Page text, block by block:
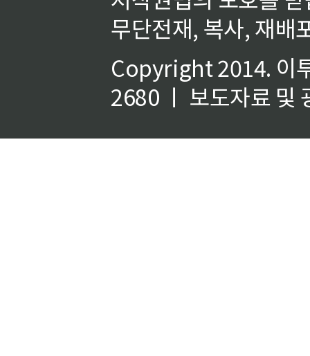
무단전재, 복사, 재배
Copyright 2014. 이
2680 ㅣ 보도자료